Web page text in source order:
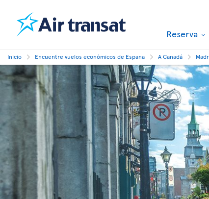
Reserva
Inicio Encuentre vuelos económicos de Espana A Canadá